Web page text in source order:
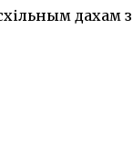
дахам з